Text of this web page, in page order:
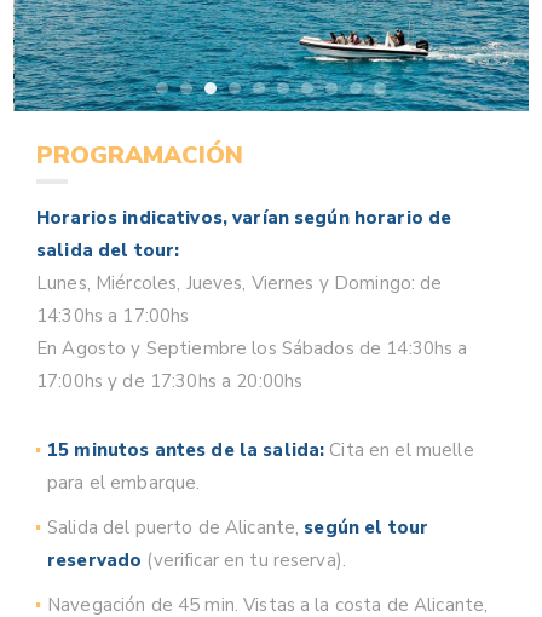
PROGRAMACIÓN
Horarios indicativos, varían según horario de
salida del tour:
Lunes, Miércoles, Jueves, Viernes y Domingo: de
14:30hs a 17:00hs
En Agosto y Septiembre los Sábados de 14:30hs a
17:00hs y de 17:30hs a 20:00hs
15 minutos antes de la salida: Cita en el muelle
para el embarque.
Salida del puerto de Alicante, según el tour
reservado (verificar en tu reserva).
Navegación de 45 min. Vistas a la costa de Alicante,